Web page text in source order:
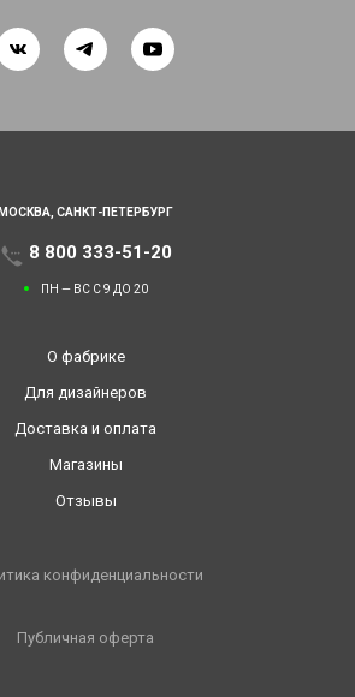
МОСКВА, САНКТ-ПЕТЕРБУРГ
8 800 333-51-20
ПН — ВС С 9 ДО 20
О фабрике
Для дизайнеров
Доставка и оплата
Магазины
Отзывы
конфиденциальности
Публичная оферта